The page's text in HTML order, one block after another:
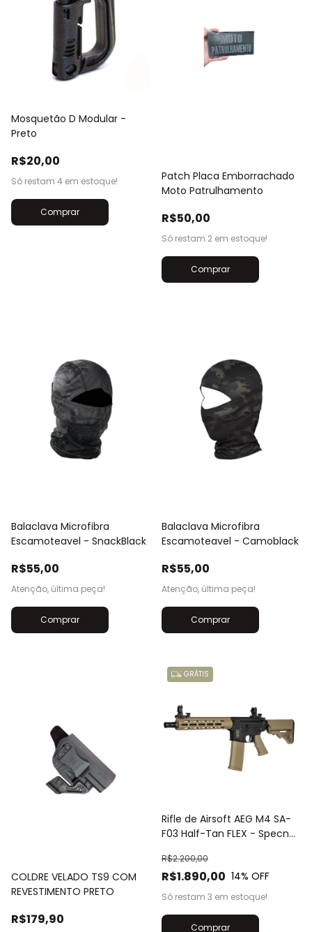
Mosquetão D Modular -
Preto
R$20,00
Só restam 4 em estoque!
Patch Placa Emborrachado
Moto Patrulhamento
R$50,00
Só restam 2 em estoque!
Balaclava Microfibra
Escamoteavel - SnackBlack
R$55,00
Atenção, última peça!
Balaclava Microfibra
Escamoteavel - Camoblack
R$55,00
Atenção, última peça!
COLDRE VELADO TS9 COM
REVESTIMENTO PRETO
R$179,90
GRÁTIS
Rifle de Airsoft AEG M4 SA-
F03 Half-Tan FLEX - Specna
R$1.890,00
R$2.200,00
14% OFF
Só restam 3 em estoque!